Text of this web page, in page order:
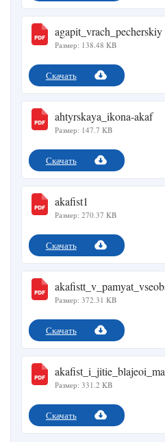
agapit_vrach_pecherskiy
Размер: 138.48 KB
Скачать
ahtyrskaya_ikona-akaf
Размер: 147.7 KB
Скачать
akafist1
Размер: 270.37 KB
Скачать
Размер: 372.31 KB
Скачать
Размер: 331.2 KB
Скачать